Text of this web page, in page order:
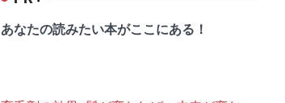
あなたの読みたい本がここにある！